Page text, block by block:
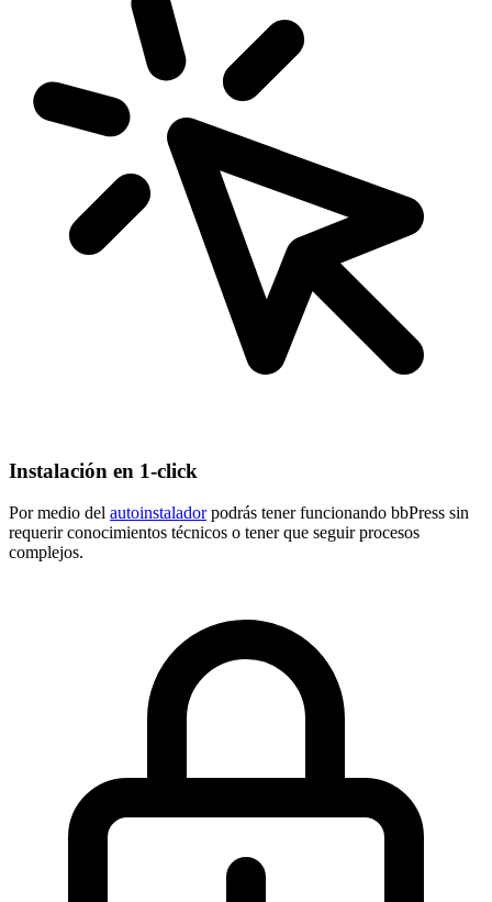
Instalación en 1-click
Por medio del autoinstaladorpodrás tener funcionando bbPress sin
requerir conocimientos técnicos o tener que seguir procesos
complejos.